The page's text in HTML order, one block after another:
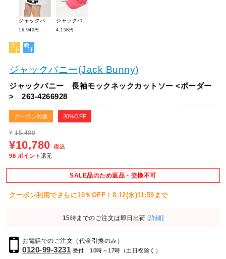
16,940円 4,158円
ジャックバニー(Jack Bunny)
ジャックバニー 長袖モックネックカットソー <ボーダー
> 263-4266928
クーポン対象 30%OFF
¥ 15,400
¥10,780 税込
98 ポイント 還元
SALE品のため返品・交換不可
クーポン利用でさらに10％OFF！8.12(水)11:59まで
15時までのご注文は即日出荷 [詳細]
お電話でのご注文（代金引換のみ）
0120-99-3231 受付：10時～17時（土日祝除く）